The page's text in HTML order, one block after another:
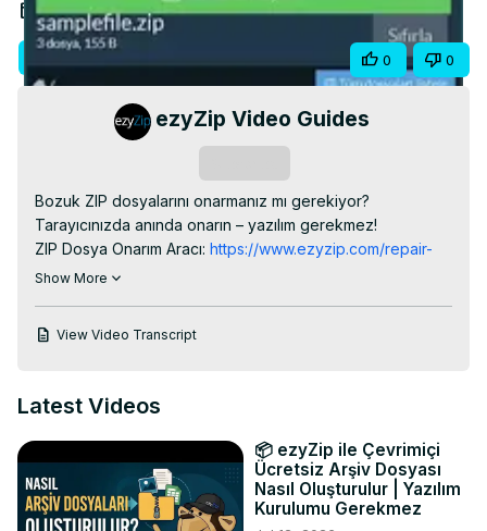
Video
Jan 12, 2026
0 0
ezyZip Video Guides
Bozuk ZIP dosyalarını onarmanız mı gerekiyor?
Tarayıcınızda anında onarın – yazılım gerekmez!
ZIP Dosya Onarım Aracı: https://www.ezyzip.com/repair-
zip-tr.html
Araç, hasarlı arşivi otomatik olarak onarır
#ZIPOnarımı #VeriKurtarma #DosyaOnarımı #ArşivOnarımı
#Teknikİpuçları #KısaVideolar
TWITTER: https://twitter.com/ezyZip
FACEBOOK:
https://www.facebook.com/ezyzip/
LINKEDIN: https://www.linkedin.com/showcase/ezyzip/
Show More
View Video Transcript
Latest Videos
📦 ezyZip ile Çevrimiçi
Ücretsiz Arşiv Dosyası
Nasıl Oluşturulur | Yazılım
Kurulumu Gerekmez